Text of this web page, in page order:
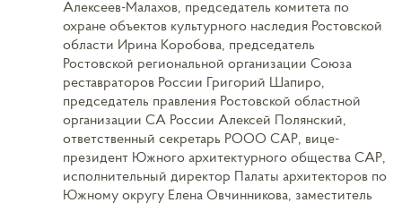
Алексеев-Малахов, председатель комитета по
охране объектов культурного наследия Ростовской
области Ирина Коробова, председатель
Ростовской региональной организации Союза
реставраторов России Григорий Шапиро,
председатель правления Ростовской областной
организации СА России Алексей Полянский,
ответственный секретарь РООО САР, вице-
президент Южного архитектурного общества САР,
исполнительный директор Палаты архитекторов по
Южному округу Елена Овчинникова, заместитель